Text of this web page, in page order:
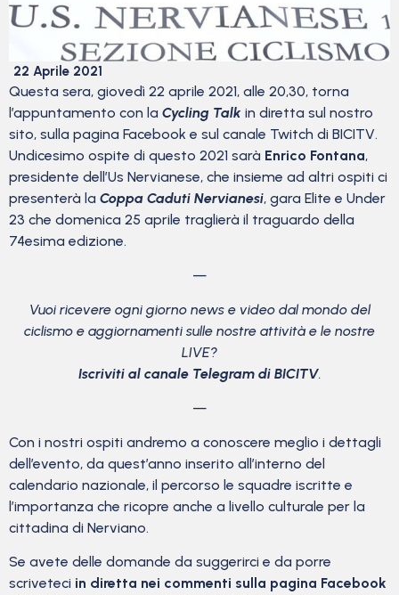
22 Aprile 2021
Questa sera, giovedì 22 aprile 2021, alle 20,30, torna
l’appuntamento con la Cycling Talk in diretta sul nostro
sito, sulla pagina Facebook e sul canale Twitch di BICITV.
Undicesimo ospite di questo 2021 sarà Enrico Fontana,
presidente dell’Us Nervianese, che insieme ad altri ospiti ci
presenterà la Coppa Caduti Nervianesi, gara Elite e Under
23 che domenica 25 aprile traglierà il traguardo della
74esima edizione.
—
Vuoi ricevere ogni giorno news e video dal mondo del
ciclismo e aggiornamenti sulle nostre attività e le nostre
LIVE?
Iscriviti al canale Telegram di BICITV.
—
Con i nostri ospiti andremo a conoscere meglio i dettagli
dell’evento, da quest’anno inserito all’interno del
calendario nazionale, il percorso le squadre iscritte e
l’importanza che ricopre anche a livello culturale per la
cittadina di Nerviano.
Se avete delle domande da suggerirci e da porre
scriveteci in diretta nei commenti sulla pagina Facebook